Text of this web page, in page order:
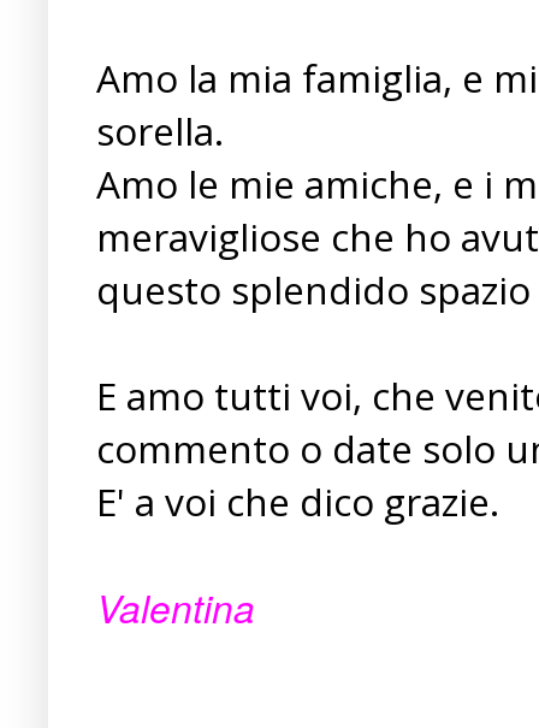
Amo la mia famiglia, e
sorella.
Amo le mie amiche, e i
meravigliose che ho
questo splendido
E amo tutti voi, che
commento o date solo
E' a voi che dico grazie.
Valentina